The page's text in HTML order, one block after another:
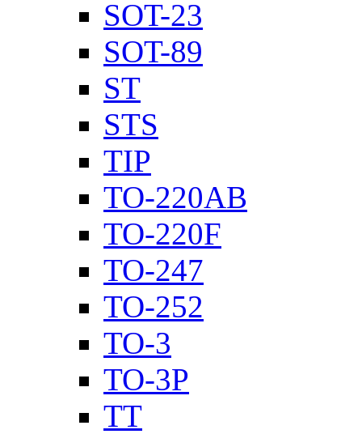
SOT-23
SOT-89
ST
STS
TIP
TO-220AB
TO-220F
TO-247
TO-252
TO-3
TO-3P
TT